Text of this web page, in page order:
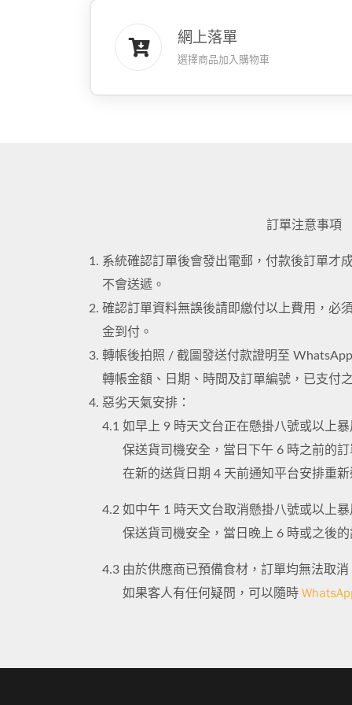
網上落單
選擇商品加入購物車
訂單注意事項
系統確認訂單後會發出電郵，付款後訂單才
不會送遞。
確認訂單資料無誤後請即繳付以上費用，必
金到付。
轉帳後拍照 / 截圖發送付款證明至
轉帳金額、日期、時間及訂單編號，已支付
惡劣天氣安排：
4.1 如早上 9 時天文台正在懸掛八號或以上
保送貨司機安全，當日下午 6 時之前的
在新的送貨日期 4 天前通知平台安排重新
4.2 如中午 1 時天文台取消懸掛八號或以上
保送貨司機安全，當日晚上 6 時或之後的
4.3 由於供應商已預備食材，訂單均無法取
如果客人有任何疑問，可以隨時